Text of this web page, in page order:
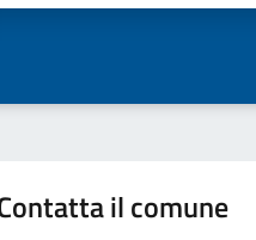
il comune